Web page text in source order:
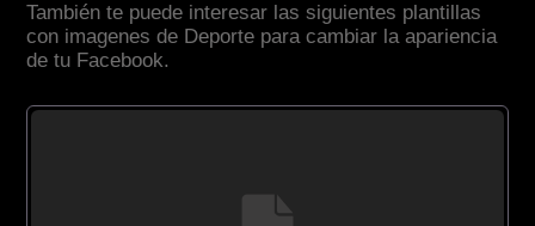
También te puede interesar las siguientes plantillas
con imagenes de Deporte para cambiar la apariencia
de tu Facebook.